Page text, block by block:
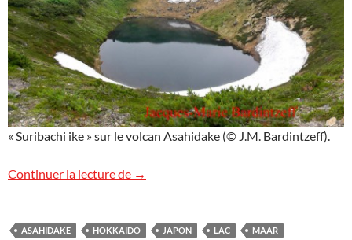
« Suribachi ike » sur le volcan Asahidake (© J.M. Bardintzeff).
Continuer la lecture de Suribachi ike, Japon
→
ASAHIDAKE HOKKAIDO JAPON LAC MAAR